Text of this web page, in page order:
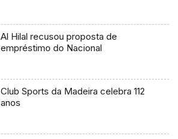
Al Hilal recusou proposta de
empréstimo do Nacional
Club Sports da Madeira celebra 112
anos